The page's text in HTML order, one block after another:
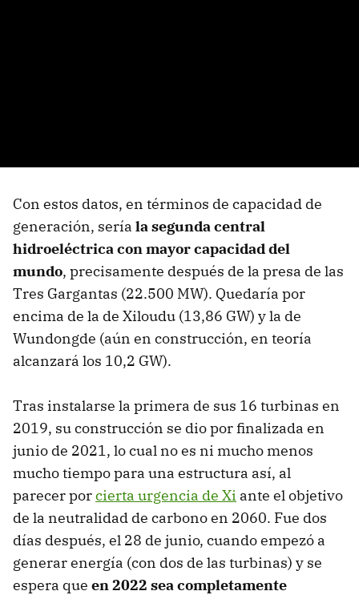
​Con estos datos, en términos de capacidad de
generación, sería la segunda central
hidroeléctrica con mayor capacidad del
mundo, precisamente después de la presa de las
Tres Gargantas (22.500 MW). Quedaría por
encima de la de Xiloudu (13,86 GW) y la de
Wundongde (aún en construcción, en teoría
alcanzará los 10,2 GW).
Tras instalarse la primera de sus 16 turbinas en
2019, su construcción se dio por finalizada en
junio de 2021, lo cual no es ni mucho menos
mucho tiempo para una estructura así, al
parecer porcierta urgencia de Xi ante el objetivo
de la neutralidad de carbono en 2060. Fue dos
días después, el 28 de junio, cuando empezó a
generar energía (con dos de las turbinas) y se
espera que en 2022 sea completamente